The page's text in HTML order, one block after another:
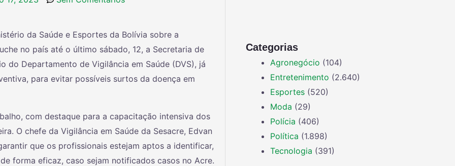
da Saúde e Esportes da Bolívia sobre a
no país até o último sábado, 12, a Secretaria de
do Departamento de Vigilância em Saúde (DVS), já
para evitar possíveis surtos da doença em
com destaque para a capacitação intensiva dos
O chefe da Vigilância em Saúde da Sesacre, Edvan
que os profissionais estejam aptos a identificar,
forma eficaz, caso sejam notificados casos no Acre.
Categorias
Agronegócio (104)
Entretenimento (2.640)
Esportes (520)
Moda (29)
Polícia (406)
Política (1.898)
Tecnologia (391)